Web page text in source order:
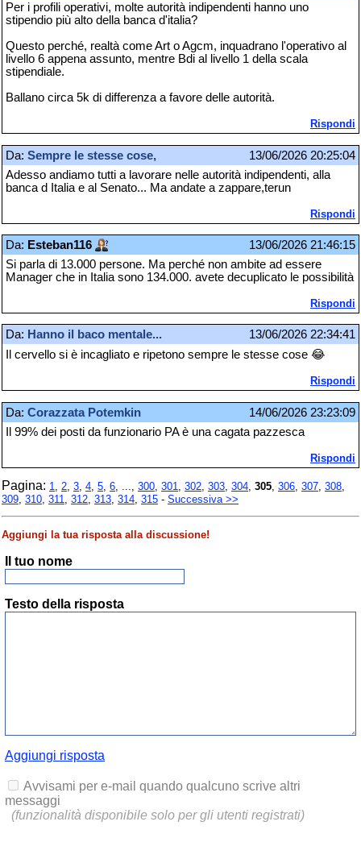
Per i profili operativi, molte autorità indipendenti hanno uno
stipendio più alto della banca d'italia?
Questo perché, realtà come Art o Agcm, inquadrano l'operativo al
livello 6 appena assunto, mentre Bdi al livello 1 della scala
stipendiale.
Ballano circa 5k di differenza a favore delle autorità.
Rispondi
Da: Sempre le stesse cose,
13/06/2026 20:25:04
Adesso andiamo tutti a lavorare nelle autorità indipendenti, alla
banca d Italia e al Senato... Ma andate a zappare,terun
Rispondi
Da: Esteban116
13/06/2026 21:46:15
Si parla di 13.000 persone. Ma perché non ambite ad essere
Manager che in Italia sono 134.000. avete decuplicato le possibilità
Rispondi
Da: Hanno il baco mentale...
13/06/2026 22:34:41
Il cervello si è incagliato e ripetono sempre le stesse cose 😂
Rispondi
Da: Corazzata Potemkin
14/06/2026 23:23:09
Il 99% dei posti da funzionario PA è una cagata pazzesca
Rispondi
Pagina: 1, 2, 3, 4, 5, 6, ..., 300, 301, 302, 303, 304, 305, 306, 307, 308,
309, 310, 311, 312, 313, 314, 315 - Successiva >>
Aggiungi la tua risposta alla discussione!
Il tuo nome
Testo della risposta
Aggiungi risposta
Avvisami per e-mail quando qualcuno scrive altri
messaggi
(funzionalità disponibile solo per gli utenti registrati)